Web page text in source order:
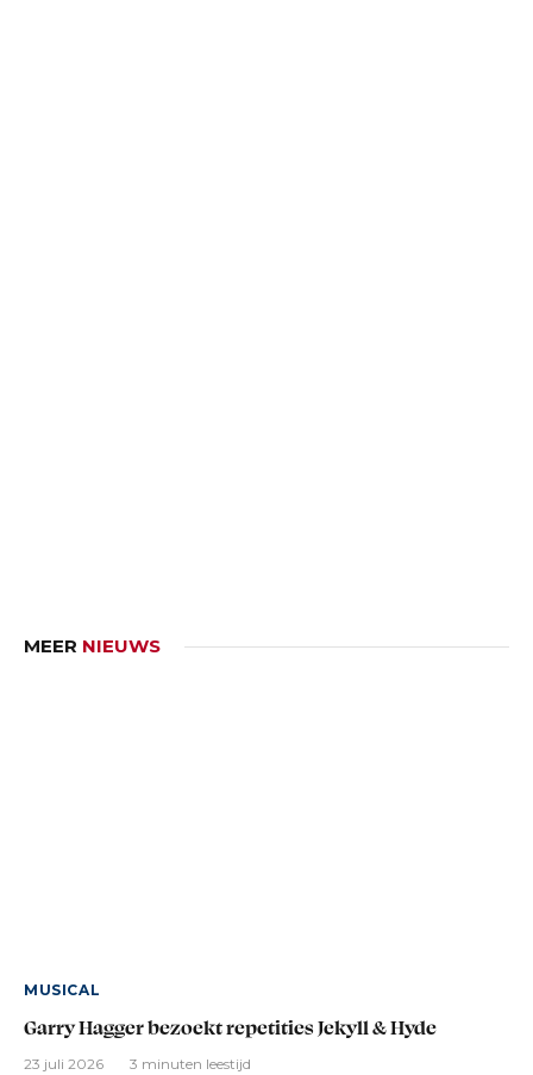
MEER NIEUWS
MUSICAL
Garry Hagger bezoekt repetities Jekyll & Hyde
23 juli 2026 3 minuten leestijd